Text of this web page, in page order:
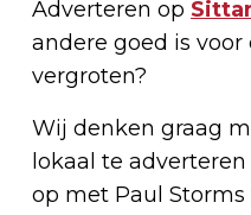
Adverteren op
andere goed is
vergroten?
Wij denken graag
lokaal te
op met Paul Storms